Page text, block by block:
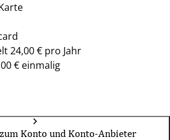
24,00 € pro Jahr
€ einmalig
Konto und Konto-Anbieter